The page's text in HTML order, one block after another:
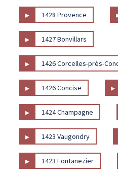
▸ 1428 Provence
▸ 1427 Bonvillars
▸ 1426 Corcelles-près-
▸ 1426 Concise ▸
▸ 1424 Champagne
▸ 1423 Vaugondry
▸ 1423 Fontanezier